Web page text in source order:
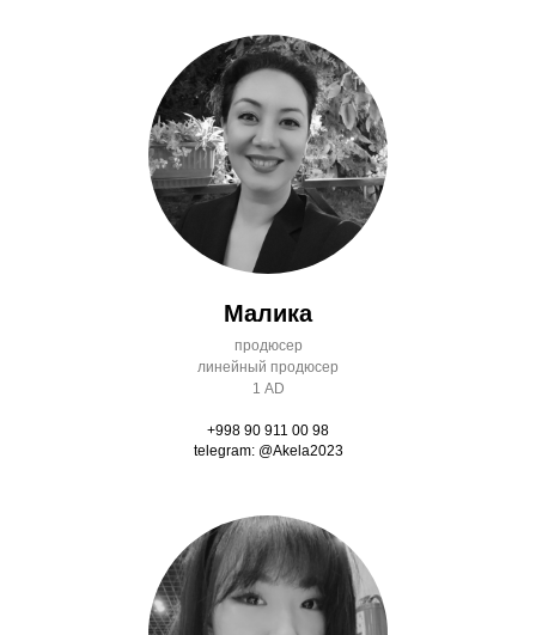
Малика
продюсер
линейный продюсер
1 AD
+998 90 911 00 98
telegram: @Akela2023